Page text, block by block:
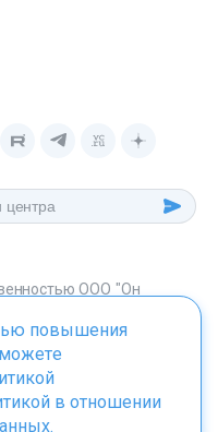
ООО "Он
со статьей 1259 ГК. РФ.
повышения
в отношении
.